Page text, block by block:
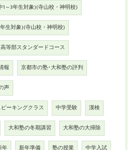
～3年生対象)(寺山校・神明校)
生対象)(寺山校・神明校)
高等部スタンダードコース
報 京都市の塾･大和塾の評判
声
ーキングクラス 中学受験 漢検
大和塾の冬期講習 大和塾の大掃除
年 新年準備 塾の授業 中学入試